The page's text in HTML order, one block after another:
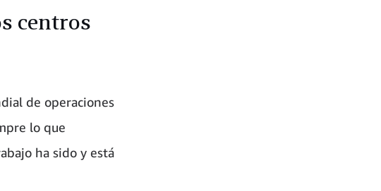
centros
de operaciones
lo que
ha sido y está